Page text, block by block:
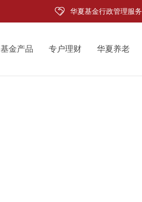
华夏基金行政管理服务
基金产品 专户理财 华夏养老